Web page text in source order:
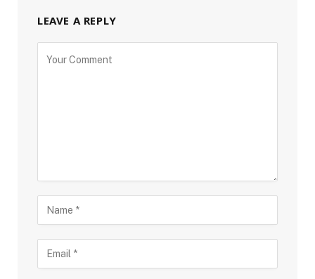
LEAVE A REPLY